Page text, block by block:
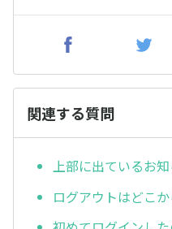
関連する質問
上部に出ているお
ログアウトはどこ